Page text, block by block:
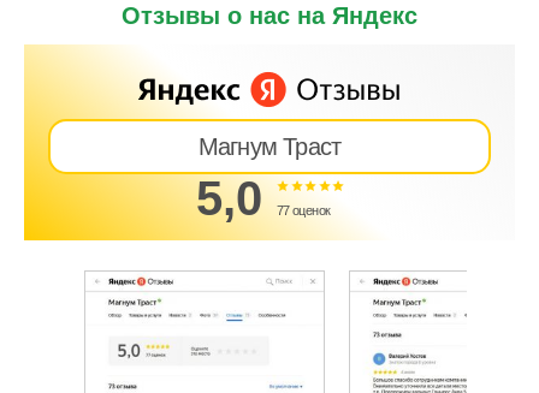
Отзывы о нас на Яндекс
Магнум Траст
5,0 77 оценок